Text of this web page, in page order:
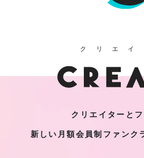
クリエイ
クリエイターと
新しい月額会員制 ファンク